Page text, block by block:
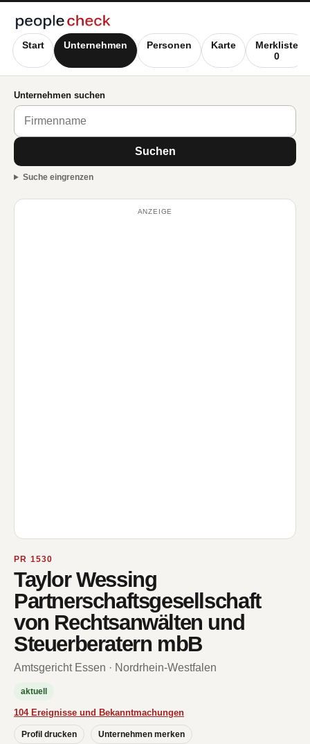
Start Unternehmen Personen Karte
Merkliste
0
Unternehmen suchen
Suchen
Suche eingrenzen
ANZEIGE
PR 1530
Taylor Wessing
Partnerschaftsgesellschaft
von Rechtsanwälten und
Steuerberatern mbB
Amtsgericht Essen · Nordrhein-Westfalen
aktuell
104 Ereignisse und Bekanntmachungen
Profil drucken Unternehmen merken